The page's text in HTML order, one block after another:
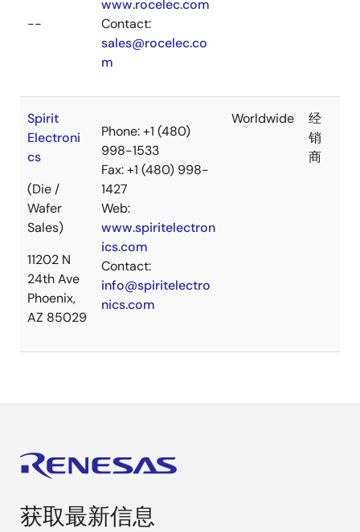
--
www.rocelec.com
Contact:
sales@rocelec.co
m
Spirit
Electroni
cs
(Die /
Wafer
Sales)
11202 N
24th Ave
Phoenix,
AZ 85029
Phone: +1 (480)
998-1533
Fax: +1 (480) 998-
1427
Web:
www.spiritelectron
ics.com
Contact:
info@spiritelectro
nics.com
Worldwide
经
销
商
获取最新信息